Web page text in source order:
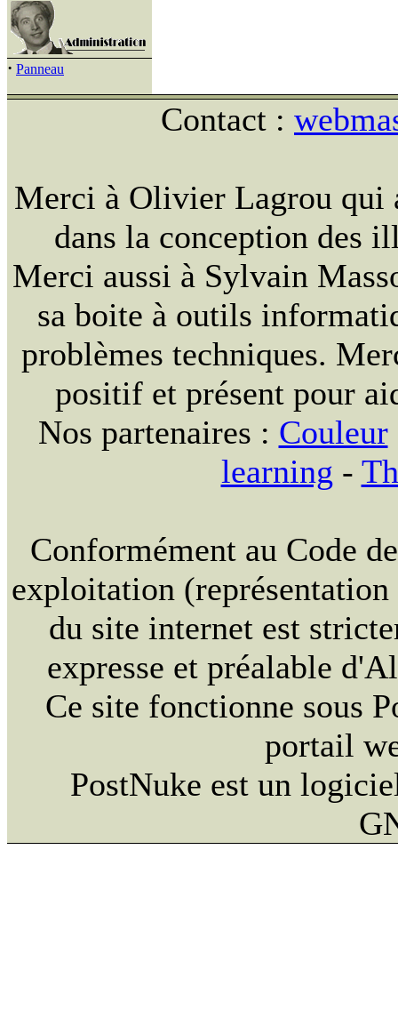
· Panneau
Contact :
Merci à Olivier Lagrou qui
dans la conception des
Merci aussi à Sylvain
sa boite à outils
problèmes techniques.
positif et présent pour
Nos partenaires : Couleur
learning -
Conformément au Code
exploitation
du site internet est
expresse et préalable
Ce site fonctionne sous
portail
PostNuke est un